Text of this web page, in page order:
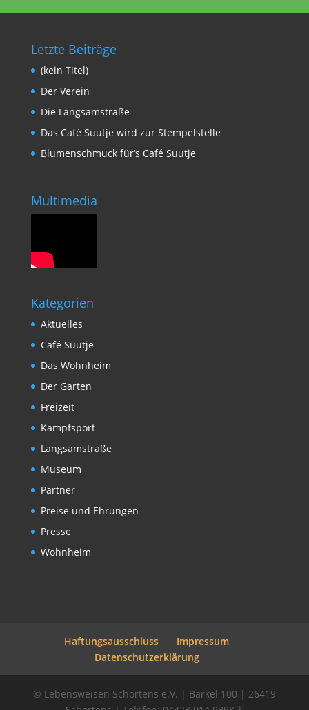
Letzte Beiträge
(kein Titel)
Der Verein
Die Langsamstraße
Das Café Suutje wird zur Stempelstelle
Blumenschmuck für‘s Café Suutje
Multimedia
Kategorien
Aktuelles
Café Suutje
Das Wohnheim
Der Garten
Freizeit
Kampfsport
Langsamstraße
Museum
Partner
Preise und Ehrungen
Presse
Wohnheim
Haftungsausschluss
Impressum
Datenschutzerklärung
© Lebensweisen Schortens e.V. | Barkel 100 | 26419